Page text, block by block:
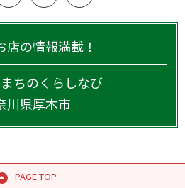
店の情報満載！
ちのくらしなび
川県厚木市
PAGE TOP